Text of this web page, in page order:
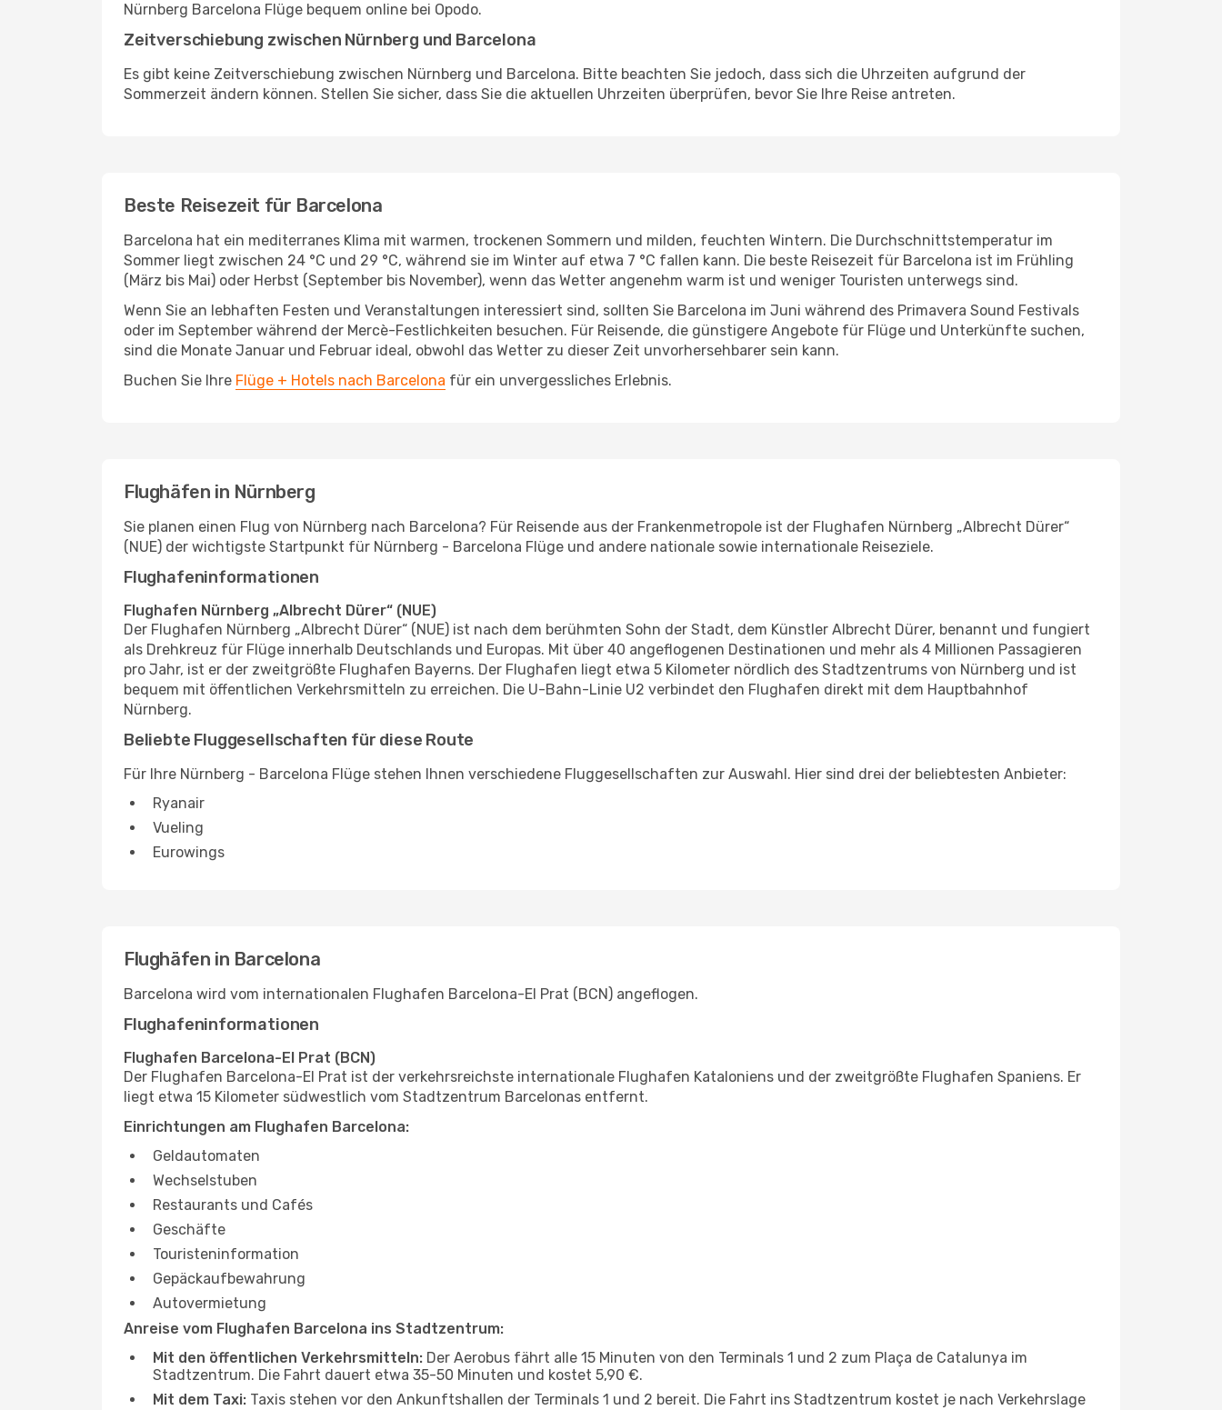
Nürnberg Barcelona Flüge bequem online bei Opodo.
Zeitverschiebung zwischen Nürnberg und Barcelona
Es gibt keine Zeitverschiebung zwischen Nürnberg und Barcelona. Bitte beachten Sie jedoch, dass sich die Uhrzeiten aufgrund der
Sommerzeit ändern können. Stellen Sie sicher, dass Sie die aktuellen Uhrzeiten überprüfen, bevor Sie Ihre Reise antreten.
Beste Reisezeit für Barcelona
Barcelona hat ein mediterranes Klima mit warmen, trockenen Sommern und milden, feuchten Wintern. Die Durchschnittstemperatur im
Sommer liegt zwischen 24 °C und 29 °C, während sie im Winter auf etwa 7 °C fallen kann. Die beste Reisezeit für Barcelona ist im Frühling
(März bis Mai) oder Herbst (September bis November), wenn das Wetter angenehm warm ist und weniger Touristen unterwegs sind.
Wenn Sie an lebhaften Festen und Veranstaltungen interessiert sind, sollten Sie Barcelona im Juni während des Primavera Sound Festivals
oder im September während der Mercè-Festlichkeiten besuchen. Für Reisende, die günstigere Angebote für Flüge und Unterkünfte suchen,
sind die Monate Januar und Februar ideal, obwohl das Wetter zu dieser Zeit unvorhersehbarer sein kann.
Buchen Sie Ihre Flüge + Hotels nach Barcelona für ein unvergessliches Erlebnis.
Flughäfen in Nürnberg
Sie planen einen Flug von Nürnberg nach Barcelona? Für Reisende aus der Frankenmetropole ist der Flughafen Nürnberg „Albrecht Dürer“
(NUE) der wichtigste Startpunkt für Nürnberg - Barcelona Flüge und andere nationale sowie internationale Reiseziele.
Flughafeninformationen
Flughafen Nürnberg „Albrecht Dürer“ (NUE)
Der Flughafen Nürnberg „Albrecht Dürer“ (NUE) ist nach dem berühmten Sohn der Stadt, dem Künstler Albrecht Dürer, benannt und fungiert
als Drehkreuz für Flüge innerhalb Deutschlands und Europas. Mit über 40 angeflogenen Destinationen und mehr als 4 Millionen Passagieren
pro Jahr, ist er der zweitgrößte Flughafen Bayerns. Der Flughafen liegt etwa 5 Kilometer nördlich des Stadtzentrums von Nürnberg und ist
bequem mit öffentlichen Verkehrsmitteln zu erreichen. Die U-Bahn-Linie U2 verbindet den Flughafen direkt mit dem Hauptbahnhof
Nürnberg.
Beliebte Fluggesellschaften für diese Route
Für Ihre Nürnberg - Barcelona Flüge stehen Ihnen verschiedene Fluggesellschaften zur Auswahl. Hier sind drei der beliebtesten Anbieter:
Ryanair
Vueling
Eurowings
Flughäfen in Barcelona
Barcelona wird vom internationalen Flughafen Barcelona-El Prat (BCN) angeflogen.
Flughafeninformationen
Flughafen Barcelona-El Prat (BCN)
Der Flughafen Barcelona-El Prat ist der verkehrsreichste internationale Flughafen Kataloniens und der zweitgrößte Flughafen Spaniens. Er
liegt etwa 15 Kilometer südwestlich vom Stadtzentrum Barcelonas entfernt.
Einrichtungen am Flughafen Barcelona:
Geldautomaten
Wechselstuben
Restaurants und Cafés
Geschäfte
Touristeninformation
Gepäckaufbewahrung
Autovermietung
Anreise vom Flughafen Barcelona ins Stadtzentrum:
Mit den öffentlichen Verkehrsmitteln: Der Aerobus fährt alle 15 Minuten von den Terminals 1 und 2 zum Plaça de Catalunya im
Stadtzentrum. Die Fahrt dauert etwa 35-50 Minuten und kostet 5,90 €.
Mit dem Taxi: Taxis stehen vor den Ankunftshallen der Terminals 1 und 2 bereit. Die Fahrt ins Stadtzentrum kostet je nach Verkehrslage